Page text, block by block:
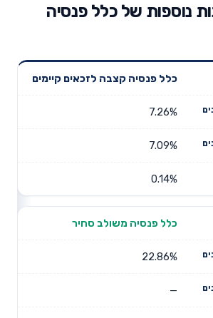
נוספות של כלל פנסיה
שנים
תשואה
דמי ניהול
כלל פנסיה קצבה לזכאים קיימים
7.26%
7.09%
0.14%
כלל פנסיה משולב סחיר
22.86%
—